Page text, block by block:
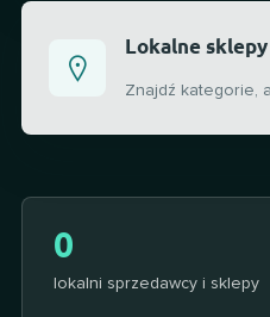
Lokalne sklepy
Znajdź kategorie,
0
lokalni sprzedawcy i sklepy